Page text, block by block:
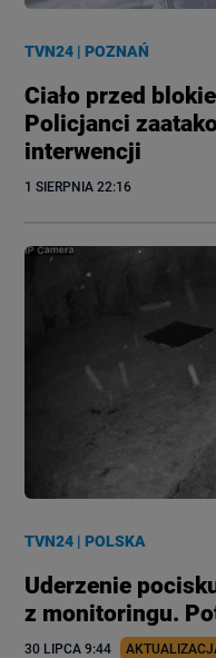
TVN24 |POZNAŃ
Ciało przed
Policjanci
interwencji
1 SIERPNIA 22:16
TVN24 |POLSKA
Uderzenie
z monitoringu.
30 LIPCA 9:44